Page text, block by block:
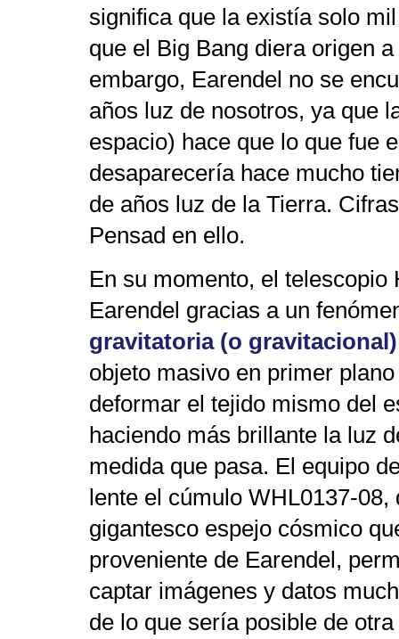
significa que la existía solo
que el Big Bang diera origen
embargo, Earendel no se
años luz de nosotros, ya que
espacio) hace que lo que fue
desaparecería hace mucho
de años luz de la Tierra.
Pensad en ello.
En su momento, el
Earendel gracias a un
gravitatoria (o gravitacional)
objeto masivo en primer
deformar el tejido mismo del
haciendo más brillante la luz
medida que pasa. El equipo
lente el cúmulo WHL0137-
gigantesco espejo cósmico
proveniente de Earendel,
captar imágenes y datos
de lo que sería posible de